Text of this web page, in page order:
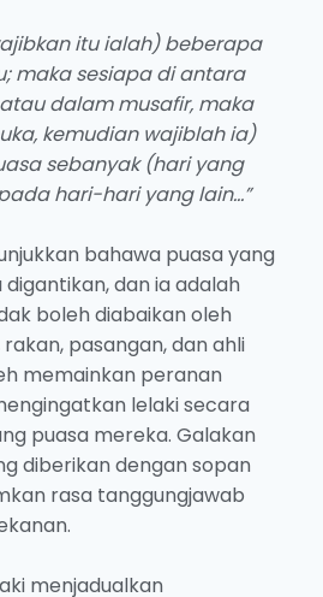
itu ialah) beberapa
maka sesiapa di antara
dalam musafir, maka
kemudian wajiblah ia)
sebanyak (hari yang
hari-hari yang lain…”
bahawa puasa yang
dan ia adalah
boleh diabaikan oleh
rakan, pasangan, dan ahli
memainkan peranan
lelaki secara
puasa mereka. Galakan
diberikan dengan sopan
rasa tanggungjawab
menjadualkan